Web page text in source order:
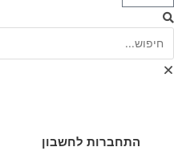
התחברות לחשבון